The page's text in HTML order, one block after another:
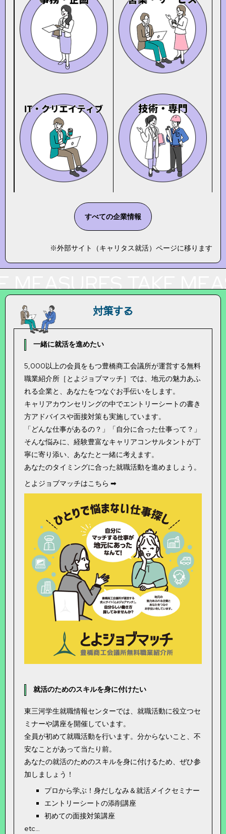
すべての企業情報
※外部サイト（キャリタス就活）ページに移ります
MEASURESTAKE
対策する
一緒に就活を進めたい
5,000以上の会員をもつ豊橋商工会議所が運営する無料
職業紹介所［とよジョブマッチ］では、地元の魅力あふ
れる企業と、あなたをつなぐお手伝いをします。
キャリアカウンセリングの中でエントリーシートの書き
方アドバイスや面接対策も実施しています。
「どんな仕事があるの？」「自分に合った仕事って？」
そんな悩みに、経験豊富なキャリアコンサルタントが丁
寧に寄り添い、あなたと一緒に考えます。
あなたのタイミングに合った就職活動を進めましょう。
とよジョブマッチはこちら ➡
就活のためのスキルを身に付けたい
東三河学生就職情報センターでは、就職活動に役立つセ
ミナーや講座を開催しています。
全員が初めて就職活動を行います。分からないこと、不
安なことがあって当たり前。
あなたの就活のためのスキルを身に付けるため、ぜひ参
加しましょう！
プロから学ぶ！身だしなみ＆就活メイクセミナー
エントリーシートの添削講座
初めての面接対策講座
etc…